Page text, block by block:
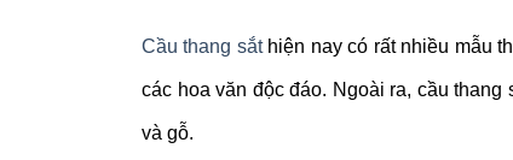
Cầu thang sắthiện nay có rất nhiều mẫu
các hoa văn độc đáo. Ngoài ra, cầu
và gỗ.